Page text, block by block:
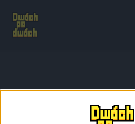
Vivo X60 Pro